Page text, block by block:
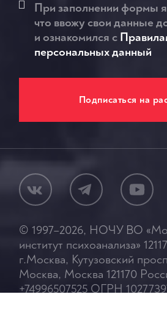
При заполнении формы
что ввожу свои данные
и ознакомился c
персональных данный
© 1997–2026, НОЧУ ВО
институт психоанализа»
г.Москва, Кутузовский
Москва, Москва 121170
+74996507525 ОГРН